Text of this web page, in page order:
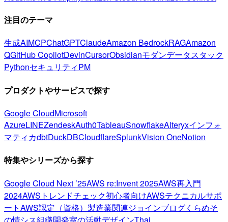
注目のテーマ
生成AIMCPChatGPTClaudeAmazon BedrockRAGAmazon
QGitHub CopilotDevinCursorObsidianモダンデータスタック
PythonセキュリティPM
プロダクトやサービスで探す
Google CloudMicrosoft
AzureLINEZendeskAuth0TableauSnowflakeAlteryxインフォ
マティカdbtDuckDBCloudflareSplunkVision OneNotion
特集やシリーズから探す
Google Cloud Next ’25AWS re:Invent 2025AWS再入門
2024AWSトレンドチェック初心者向けAWSテクニカルサポ
ートAWS認定（資格） 製造業関連ジョインブログくらめそ
の情シス組織開発室の活動デザインThai